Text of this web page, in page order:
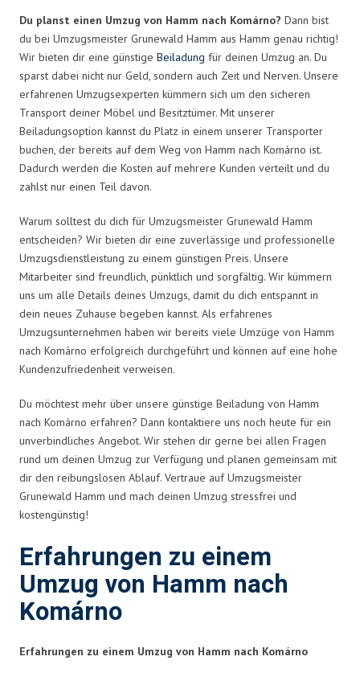
Du planst einen Umzug von Hamm nach Komárno? Dann bist
du bei Umzugsmeister Grunewald Hamm aus Hamm genau richtig!
Wir bieten dir eine günstige Beiladung für deinen Umzug an. Du
sparst dabei nicht nur Geld, sondern auch Zeit und Nerven. Unsere
erfahrenen Umzugsexperten kümmern sich um den sicheren
Transport deiner Möbel und Besitztümer. Mit unserer
Beiladungsoption kannst du Platz in einem unserer Transporter
buchen, der bereits auf dem Weg von Hamm nach Komárno ist.
Dadurch werden die Kosten auf mehrere Kunden verteilt und du
zahlst nur einen Teil davon.
Warum solltest du dich für Umzugsmeister Grunewald Hamm
entscheiden? Wir bieten dir eine zuverlässige und professionelle
Umzugsdienstleistung zu einem günstigen Preis. Unsere
Mitarbeiter sind freundlich, pünktlich und sorgfältig. Wir kümmern
uns um alle Details deines Umzugs, damit du dich entspannt in
dein neues Zuhause begeben kannst. Als erfahrenes
Umzugsunternehmen haben wir bereits viele Umzüge von Hamm
nach Komárno erfolgreich durchgeführt und können auf eine hohe
Kundenzufriedenheit verweisen.
Du möchtest mehr über unsere günstige Beiladung von Hamm
nach Komárno erfahren? Dann kontaktiere uns noch heute für ein
unverbindliches Angebot. Wir stehen dir gerne bei allen Fragen
rund um deinen Umzug zur Verfügung und planen gemeinsam mit
dir den reibungslosen Ablauf. Vertraue auf Umzugsmeister
Grunewald Hamm und mach deinen Umzug stressfrei und
kostengünstig!
Erfahrungen zu einem
Umzug von Hamm nach
Komárno
Erfahrungen zu einem Umzug von Hamm nach Komárno